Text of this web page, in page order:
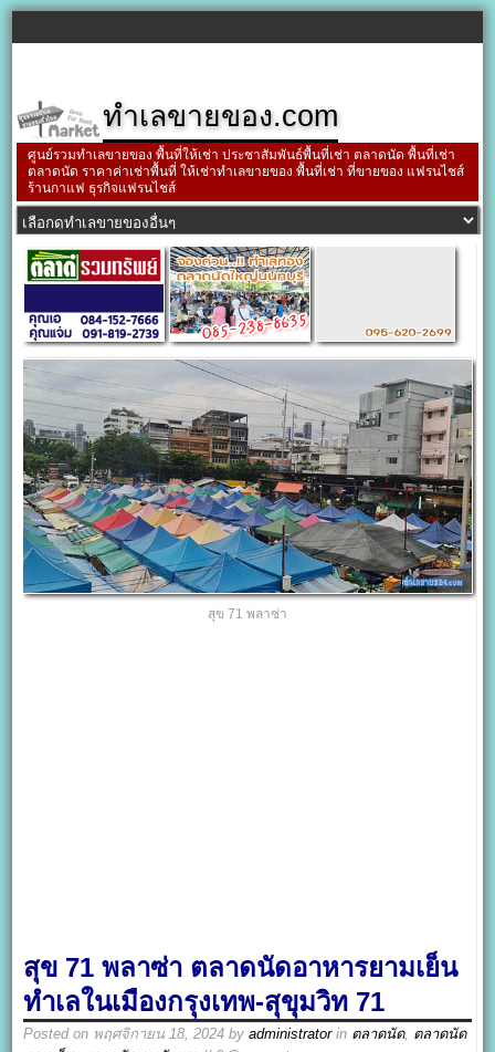
ทำเลขายของ.com
ศูนย์รวมทำเลขายของ พื้นที่ให้เช่า ประชาสัมพันธ์พื้นที่เช่า ตลาดนัด พื้นที่เช่า
ตลาดนัด ราคาค่าเช่าพื้นที่ ให้เช่าทำเลขายของ พื้นที่เช่า ที่ขายของ แฟรนไชส์
ร้านกาแฟ ธุรกิจแฟรนไชส์
สุข 71 พลาซ่า
สุข 71 พลาซ่า ตลาดนัดอาหารยามเย็น
ทำเลในเมืองกรุงเทพ-สุขุมวิท 71
Posted on พฤศจิกายน 18, 2024 byadministratorin ตลาดนัด, ตลาดนัด